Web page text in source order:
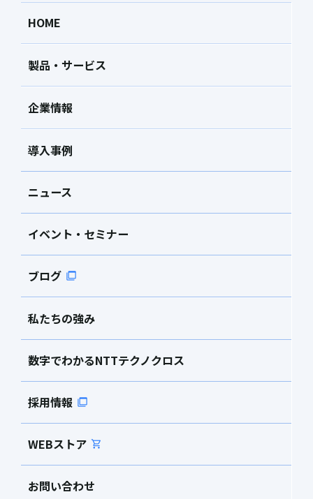
HOME
製品・サービス
企業情報
導入事例
ニュース
イベント・セミナー
ブログ
私たちの強み
数字でわかるNTTテクノクロス
採用情報
WEBストア
お問い合わせ